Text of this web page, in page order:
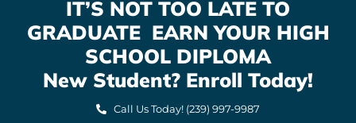
IT’S NOT TOO LATE TO
GRADUATE EARN YOUR HIGH
SCHOOL DIPLOMA
New Student? Enroll Today!
Call Us Today! (239) 997-9987